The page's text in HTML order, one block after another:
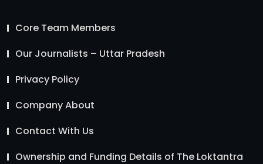
Core Team Members
Our Journalists – Uttar Pradesh
Privacy Policy
Company About
Contact With Us
Ownership and Funding Details of The Loktantra